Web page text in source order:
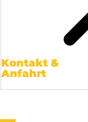
Kontakt &
Anfahrt